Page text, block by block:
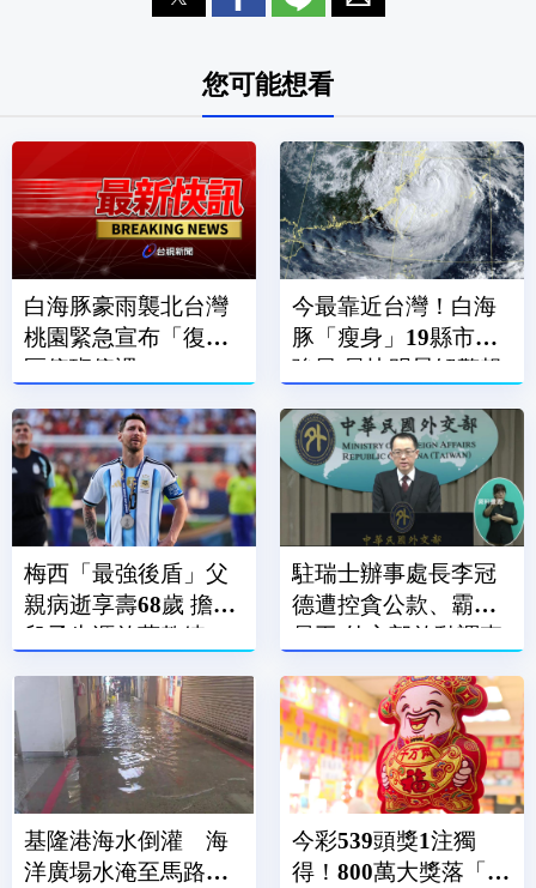
您可能想看
白海豚豪雨襲北台灣
桃園緊急宣布「復興
區停班停課」
今最靠近台灣！白海
豚「瘦身」19縣市防
強風 最快明晨解警報
梅西「最強後盾」父
親病逝享壽68歲 擔任
兒子生涯啟蒙教練、
駐瑞士辦事處長李冠
德遭控貪公款、霸凌
員工 外交部啟動調查
基隆港海水倒灌 海
洋廣場水淹至馬路、
今彩539頭獎1注獨
得！800萬大獎落「這